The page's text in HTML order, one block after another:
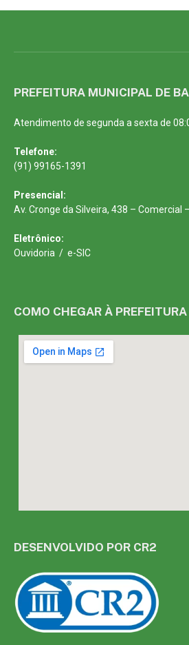
PREFEITURA MUNICIPAL DE
Atendimento de segunda a sexta de
Telefone:
(91) 99165-1391
Presencial:
Av. Cronge da Silveira, 438 – Comercial
Eletrônico:
Ouvidoria / e-SIC
COMO CHEGAR À PREFEITURA
DESENVOLVIDO POR CR2